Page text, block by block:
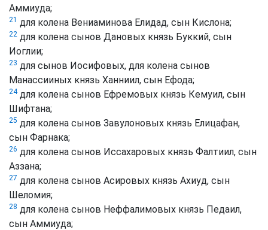
Аммиуда;
21 для колена Вениаминова Елидад, сын Кислона;
22 для колена сынов Дановых князь Буккий, сын
Иоглии;
23 для сынов Иосифовых, для колена сынов
Манассииных князь Ханниил, сын Ефода;
24для колена сынов Ефремовых князь Кемуил, сын
Шифтана;
25 для колена сынов Завулоновых князь Елицафан,
сын Фарнака;
26 для колена сынов Иссахаровых князь Фалтиил, сын
Аззана;
27 для колена сынов Асировых князь Ахиуд, сын
Шеломия;
28 для колена сынов Неффалимовых князь Педаил,
сын Аммиуда;